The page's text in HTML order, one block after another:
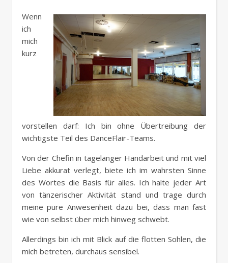
Wenn
ich
mich
kurz
vorstellen darf: Ich bin ohne Übertreibung der
wichtigste Teil des DanceFlair-Teams.
Von der Chefin in tagelanger Handarbeit und mit viel
Liebe akkurat verlegt, biete ich im wahrsten Sinne
des Wortes die Basis für alles. Ich halte jeder Art
von tänzerischer Aktivität stand und trage durch
meine pure Anwesenheit dazu bei, dass man fast
wie von selbst über mich hinweg schwebt.
Allerdings bin ich mit Blick auf die flotten Sohlen, die
mich betreten, durchaus sensibel.